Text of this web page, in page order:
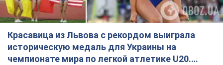
Красавица из Львова с рекордом выиграла
историческую медаль для Украины на
чемпионате мира по легкой атлетике U20.